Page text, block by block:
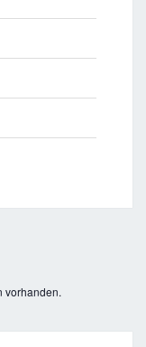
vorhanden.